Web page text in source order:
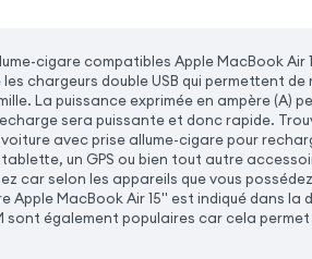
cigare compatibles Apple MacBook
chargeurs double USB qui permettent
La puissance exprimée en ampère (A)
sera puissante et donc rapide.
avec prise allume-cigare pour
un GPS ou bien tout autre
car selon les appareils que vous
Apple MacBook Air 15'' est indiqué dans
sont également populaires car cela